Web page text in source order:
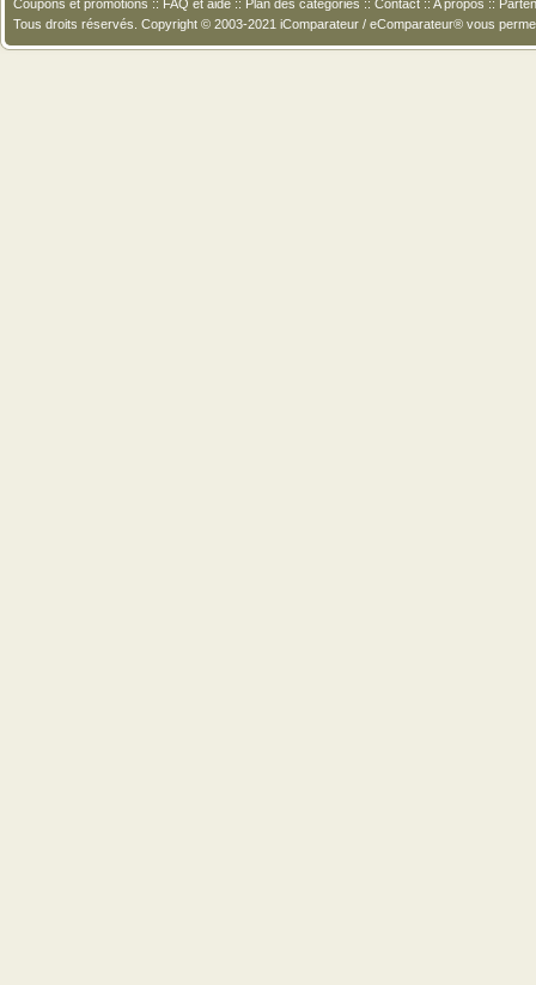
Coupons et promotions :: FAQ et aide :: Plan des catégories :: Contact :: A propos ::
Tous droits réservés. Copyright © 2003-2021 iComparateur / eComparateur® vous